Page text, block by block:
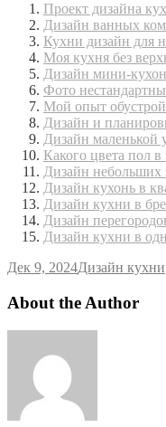
Проект дизайна
Дизайн ванных
Кухни дизайн для
Моя кухня без
Дизайн мини-
Фото
Мой опыт
Дизайн и
Дизайн маленькой
Какого цвета пол
Дизайн небольших
Дизайн кухонь в
Дизайн кухни в
Дизайн
Дизайн кухни в
Дек 9, 2024Дизайн кухни
About the Author